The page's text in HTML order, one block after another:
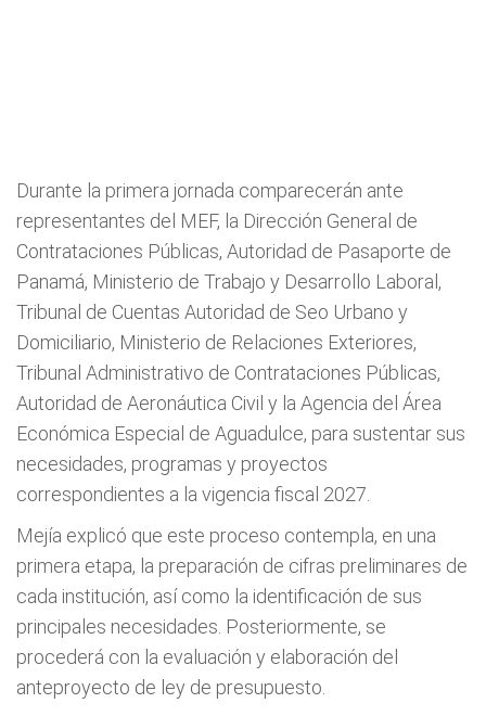
Durante la primera jornada comparecerán ante
representantes del MEF, la Dirección General de
Contrataciones Públicas, Autoridad de Pasaporte de
Panamá, Ministerio de Trabajo y Desarrollo Laboral,
Tribunal de Cuentas Autoridad de Seo Urbano y
Domiciliario, Ministerio de Relaciones Exteriores,
Tribunal Administrativo de Contrataciones Públicas,
Autoridad de Aeronáutica Civil y la Agencia del Área
Económica Especial de Aguadulce, para sustentar sus
necesidades, programas y proyectos
correspondientes a la vigencia fiscal 2027.
Mejía explicó que este proceso contempla, en una
primera etapa, la preparación de cifras preliminares de
cada institución, así como la identificación de sus
principales necesidades. Posteriormente, se
procederá con la evaluación y elaboración del
anteproyecto de ley de presupuesto.